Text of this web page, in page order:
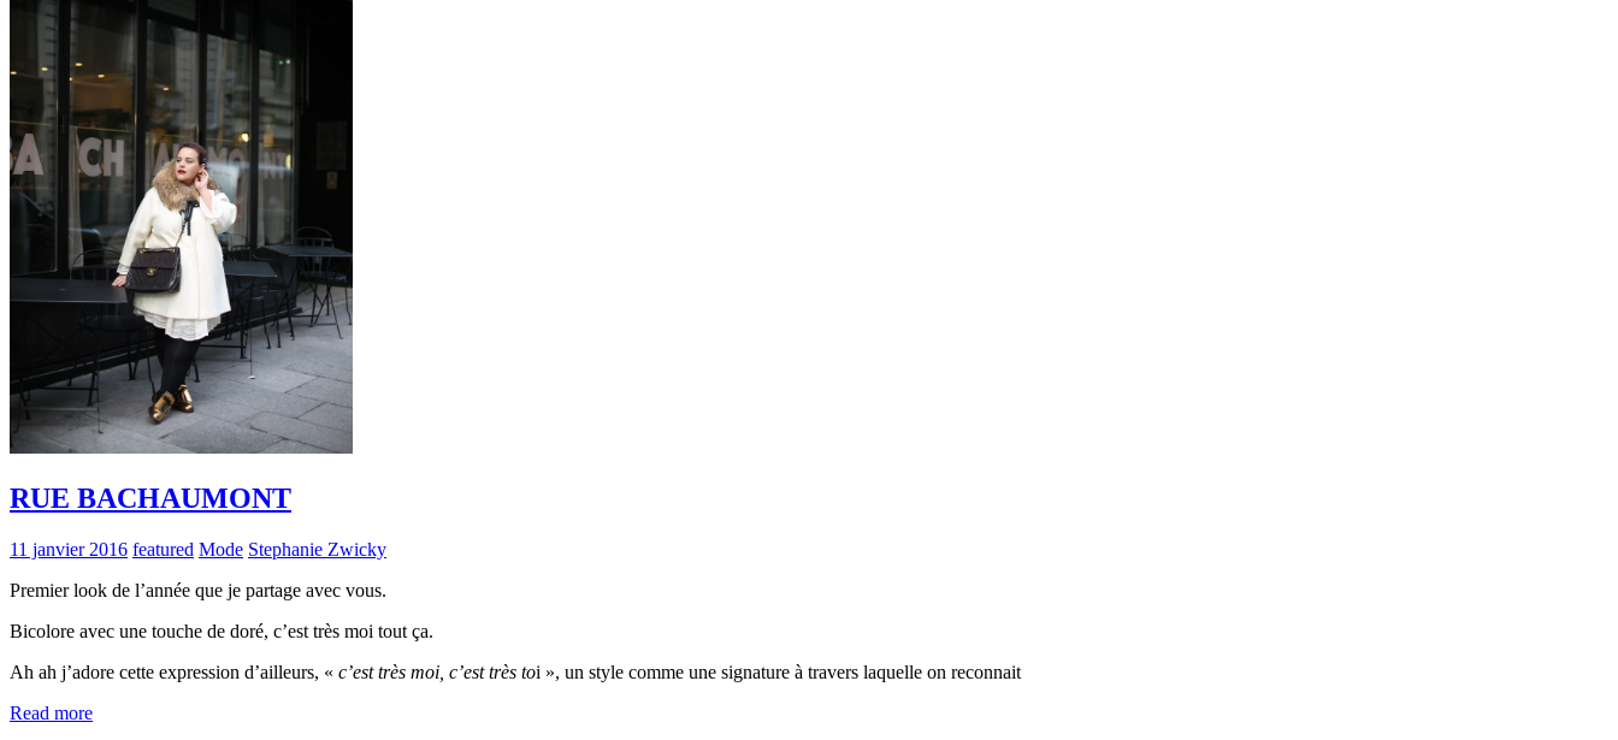
RUE BACHAUMONT
11 janvier 2016 featured Mode Stephanie Zwicky
Premier look de l’année que je partage avec vous.
Bicolore avec une touche de doré, c’est très moi tout ça.
Ah ah j’adore cette expression d’ailleurs, « c’est très moi, c’est très toi », un style comme une signature à travers laquelle on reconnait
Read more